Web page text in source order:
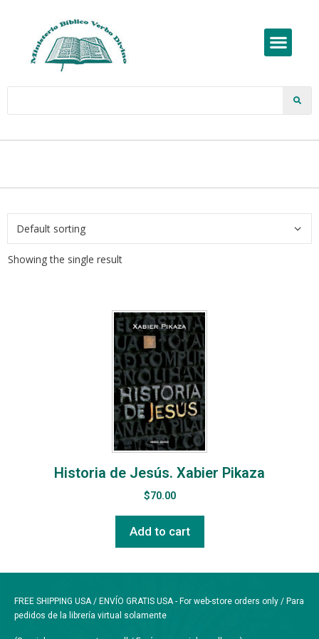
Showing the single result
Historia de Jesús. Xabier Pikaza
$70.00
Add to cart
FREE SHIPPING USA / ENVÍO GRATIS USA - For web-store orders only / Para
pedidos de la librería virtual solamente